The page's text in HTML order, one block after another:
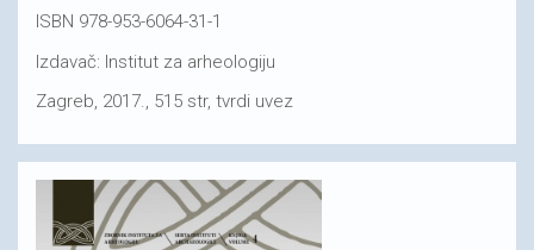
ISBN 978-953-6064-31-1
Izdavač: Institut za arheologiju
Zagreb, 2017., 515 str, tvrdi uvez